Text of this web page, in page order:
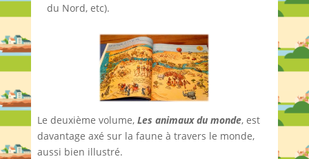
du Nord, etc).
Le deuxième volume,Les animaux du monde, est
davantage axé sur la faune à travers le monde,
aussi bien illustré.